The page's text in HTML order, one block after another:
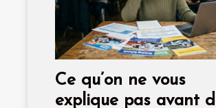
Ce qu’on ne vous
explique pas avant